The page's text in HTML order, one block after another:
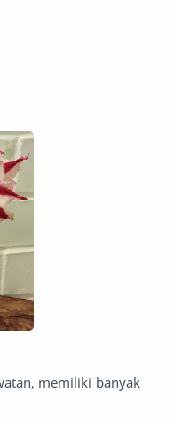
memiliki banyak